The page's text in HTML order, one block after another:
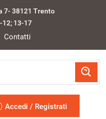
7- 38121 Trento
12; 13-17
Contatti
Accedi / Registrati